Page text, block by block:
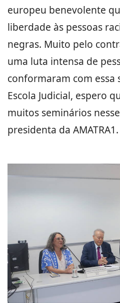
europeu benevolente
liberdade às pessoas
negras. Muito pelo
uma luta intensa de
conformaram com essa
Escola Judicial, espero
muitos seminários
presidenta da AMATRA1.